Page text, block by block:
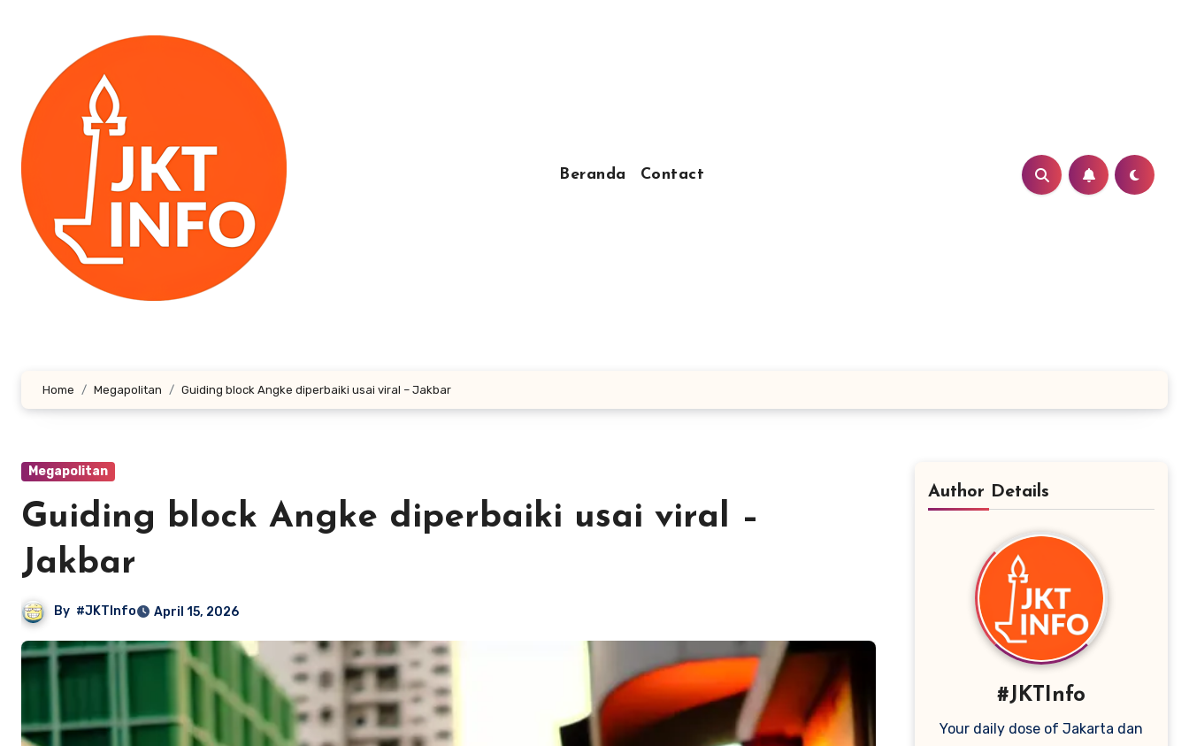
Beranda Contact
Home Megapolitan Guiding block Angke diperbaiki usai viral – Jakbar
Megapolitan
Guiding block Angke diperbaiki usai viral –
Jakbar
By #JKTInfo April 15, 2026
Author Details
#JKTInfo
Your daily dose of Jakarta dan